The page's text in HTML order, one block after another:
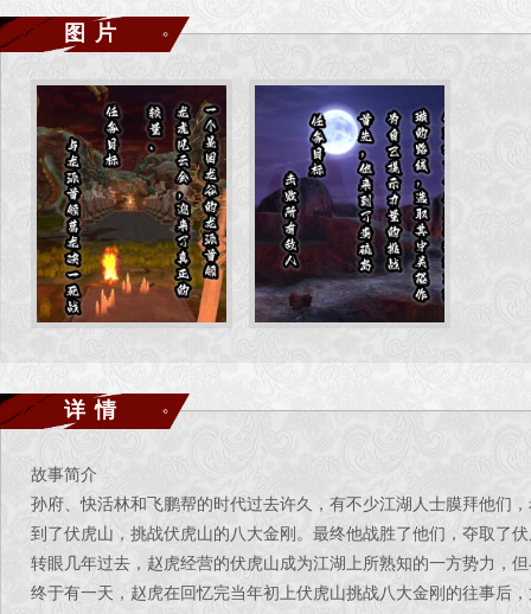
图片
详情
故事简介
孙府、快活林和飞鹏帮的时代过去许久，有不少江湖人士膜拜他们
到了伏虎山，挑战伏虎山的八大金刚。最终他战胜了他们，夺取了
转眼几年过去，赵虎经营的伏虎山成为江湖上所熟知的一方势力，
终于有一天，赵虎在回忆完当年初上伏虎山挑战八大金刚的往事后